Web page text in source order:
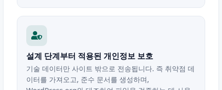
설계 단계부터 적용된 개인정보 보호
기술 데이터만 사이트 밖으로 전송됩니다. 즉 취약점 데
이터를 가져오고, 준수 문서를 생성하며,